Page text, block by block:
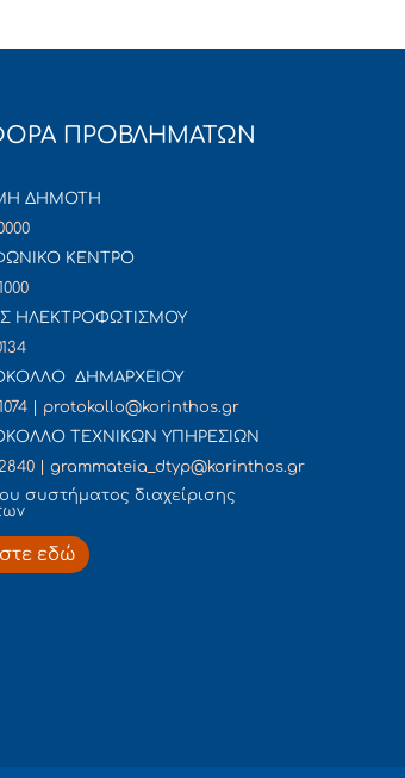
ΠΡΟΒΛΗΜΑΤΩΝ
ΔΗΜΟΤΗ
ΚΕΝΤΡΟ
ΗΛΕΚΤΡΟΦΩΤΙΣΜΟΥ
ΔΗΜΑΡΧΕΙΟΥ
| protokollo@korinthos.gr
ΤΕΧΝΙΚΩΝ ΥΠΗΡΕΣΙΩΝ
| grammateia_dtyp@korinthos.gr
συστήματος διαχείρισης
εδώ